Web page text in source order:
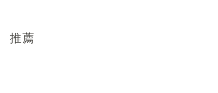
推薦